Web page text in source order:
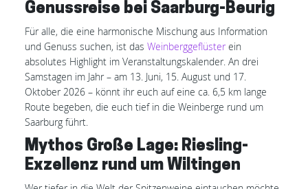
Genussreise bei Saarburg-Beurig
Für alle, die eine harmonische Mischung aus Information
und Genuss suchen, ist das Weinberggeflüster ein
absolutes Highlight im Veranstaltungskalender. An drei
Samstagen im Jahr – am 13. Juni, 15. August und 17.
Oktober 2026 – könnt ihr euch auf eine ca. 6,5 km lange
Route begeben, die euch tief in die Weinberge rund um
Saarburg führt.
Mythos Große Lage: Riesling-
Exzellenz rund um Wiltingen